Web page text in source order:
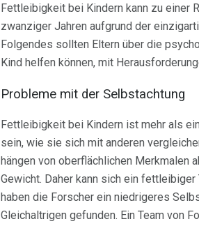
Fettleibigkeit bei Kindern kann zu einer
zwanziger Jahren aufgrund der
Folgendes sollten Eltern über die
Kind helfen können, mit
Probleme mit der Selbstachtung
Fettleibigkeit bei Kindern ist mehr als
sein, wie sie sich mit anderen
hängen von oberflächlichen Merkmalen
Gewicht. Daher kann sich ein
haben die Forscher ein niedrigeres
Gleichaltrigen gefunden. Ein Team von